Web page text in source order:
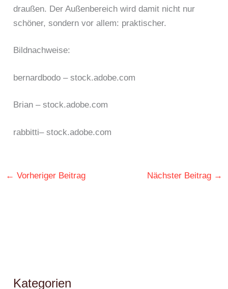
draußen. Der Außenbereich wird damit nicht nur
schöner, sondern vor allem: praktischer.
Bildnachweise:
bernardbodo – stock.adobe.com
Brian – stock.adobe.com
rabbitti– stock.adobe.com
← Vorheriger Beitrag Nächster Beitrag →
Kategorien